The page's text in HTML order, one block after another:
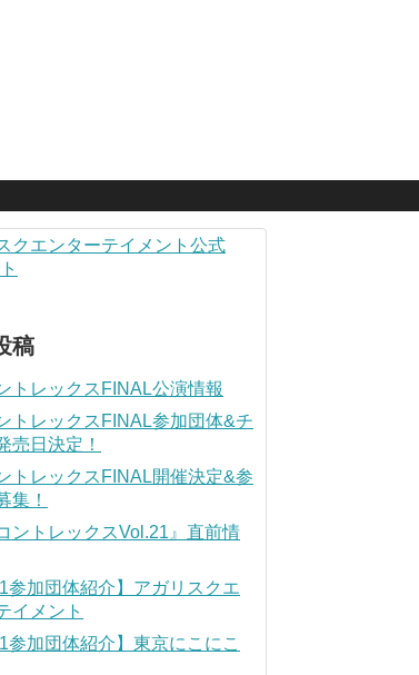
稿
トレックスFINAL公演情報
トレックスFINAL参加団体&チ
売日決定！
トレックスFINAL開催決定&参
集！
ントレックスVol.21』直前情
参加団体紹介】アガリスクエ
イメント
参加団体紹介】東京にこにこ